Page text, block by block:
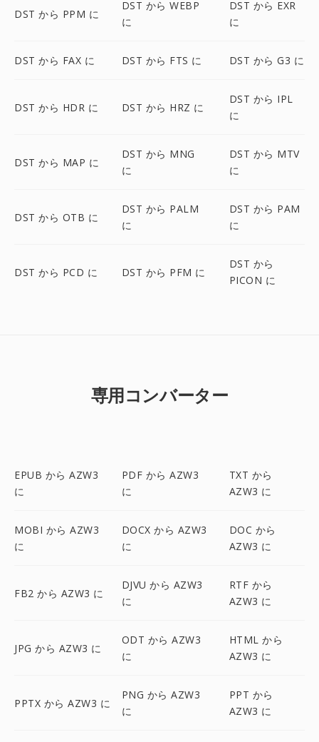
DST から PPM に
DST から WEBP
に
DST から EXR
に
DST から FAX に DST から FTS に DST から G3 に
DST から HDR に DST から HRZ に
DST から IPL
に
DST から MAP に
DST から MNG
に
DST から MTV
に
DST から OTB に
DST から PALM
に
DST から PAM
に
DST から PCD に DST から PFM に
DST から
PICON に
専用コンバーター
EPUB から AZW3
に
PDF から AZW3
に
TXT から
AZW3 に
MOBI から AZW3
に
DOCX から AZW3
に
DOC から
AZW3 に
FB2 から AZW3 に
DJVU から AZW3
に
RTF から
AZW3 に
JPG から AZW3 に
ODT から AZW3
に
HTML から
AZW3 に
PPTX から AZW3 に
PNG から AZW3
に
PPT から
AZW3 に